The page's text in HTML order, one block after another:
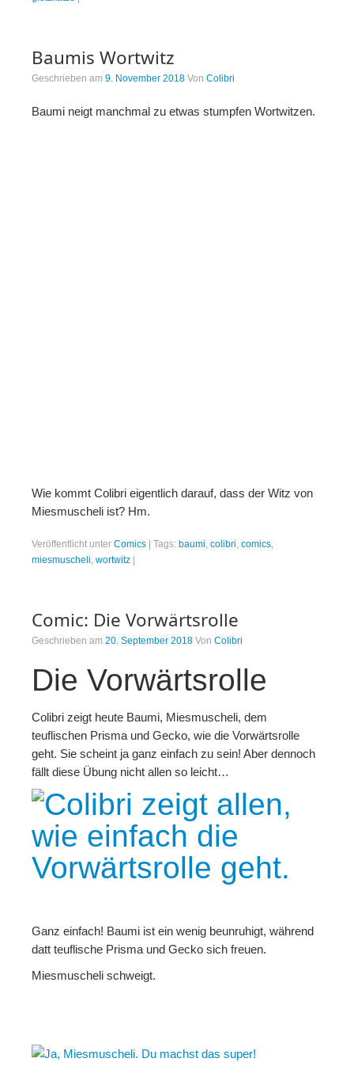
Baumis Wortwitz
Geschrieben am 9. November 2018 Von Colibri
Baumi neigt manchmal zu etwas stumpfen Wortwitzen.
Wie kommt Colibri eigentlich darauf, dass der Witz von
Miesmuscheli ist? Hm.
Veröffentlicht unter Comics Tags: baumi, colibri, comics,
miesmuscheli, wortwitz
Comic: Die Vorwärtsrolle
Geschrieben am 20. September 2018 Von Colibri
Die Vorwärtsrolle
Colibri zeigt heute Baumi, Miesmuscheli, dem
teuflischen Prisma und Gecko, wie die Vorwärtsrolle
geht. Sie scheint ja ganz einfach zu sein! Aber dennoch
fällt diese Übung nicht allen so leicht…
Ganz einfach! Baumi ist ein wenig beunruhigt, während
datt teuflische Prisma und Gecko sich freuen.
Miesmuscheli schweigt.